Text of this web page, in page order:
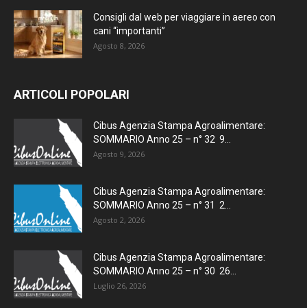
Consigli dal web per viaggiare in aereo con
cani “importanti”
Agosto 8, 2026
ARTICOLI POPOLARI
Cibus Agenzia Stampa Agroalimentare:
SOMMARIO Anno 25 – n° 32 9...
Agosto 9, 2026
Cibus Agenzia Stampa Agroalimentare:
SOMMARIO Anno 25 – n° 31 2...
Agosto 2, 2026
Cibus Agenzia Stampa Agroalimentare:
SOMMARIO Anno 25 – n° 30 26...
Luglio 26, 2026